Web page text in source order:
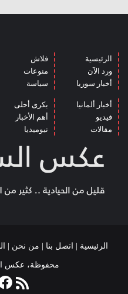
الرئيسية
ورد الآن
أخبار سوريا
فلاش
منوعات
سياسة
أخبار ألمانيا
فيديو
مقالات
بكرى أحلى
أهم الأخبار
نيوميديا
الرئيسية | اتصل بنا | من نحن |
محفوظة، عكس السير©